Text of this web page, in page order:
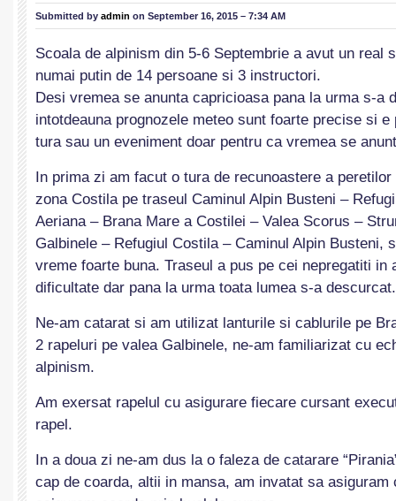
Submitted by admin on September 16, 2015 – 7:34 AM
Scoala de alpinism din 5-6 Septembrie a avut un real
numai putin de 14 persoane si 3 instructori.
Desi vremea se anunta capricioasa pana la urma s-a
intotdeauna prognozele meteo sunt foarte precise si
tura sau un eveniment doar pentru ca vremea se
In prima zi am facut o tura de recunoastere a
zona Costila pe traseul Caminul Alpin Busteni –
Aeriana – Brana Mare a Costilei – Valea Scorus –
Galbinele – Refugiul Costila – Caminul Alpin Busteni,
vreme foarte buna. Traseul a pus pe cei nepregatiti in
dificultate dar pana la urma toata lumea s-a descurcat.
Ne-am catarat si am utilizat lanturile si cablurile pe
2 rapeluri pe valea Galbinele, ne-am familiarizat cu
alpinism.
Am exersat rapelul cu asigurare fiecare cursant
rapel.
In a doua zi ne-am dus la o faleza de catarare
cap de coarda, altii in mansa, am invatat sa asiguram